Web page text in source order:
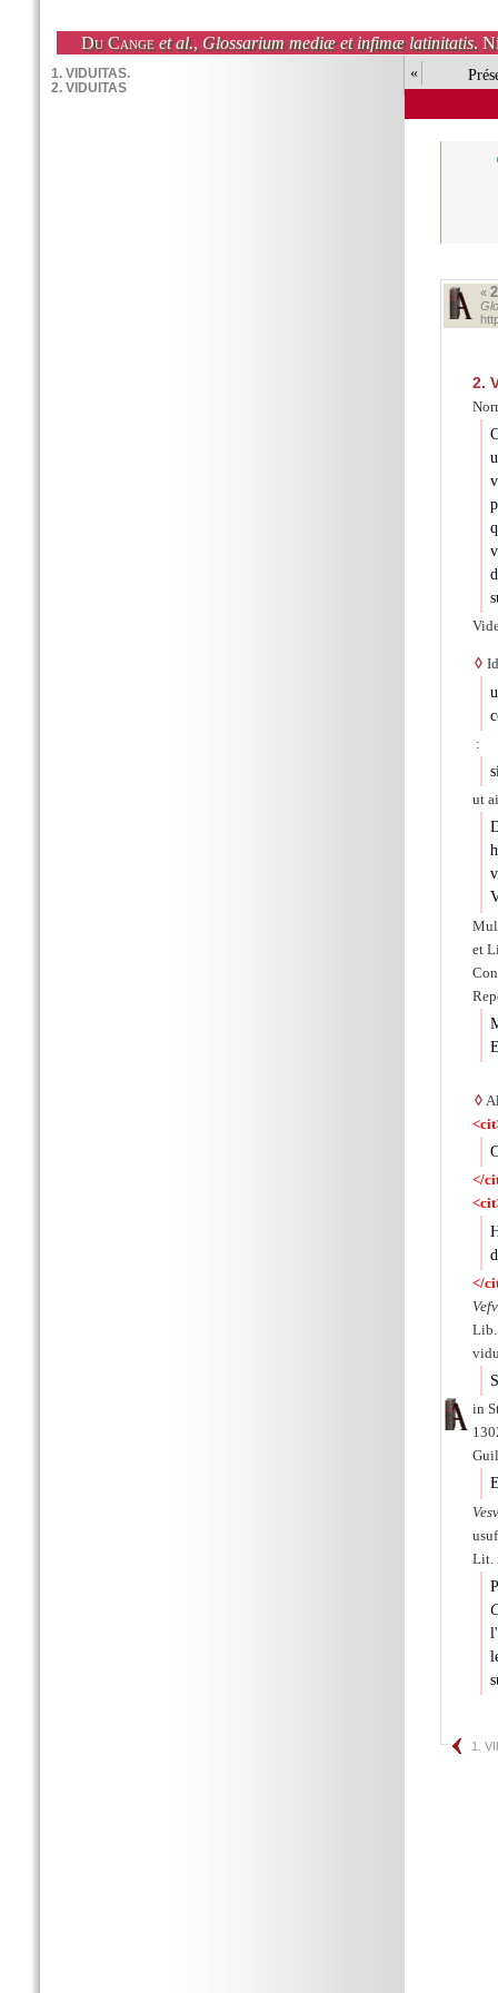
Du Cange et al., Glossarium mediæ et infimæ latinitatis.
«
«
2.
◊
:
ut
et
◊
</
</
Lib.
in
Lit.
1.